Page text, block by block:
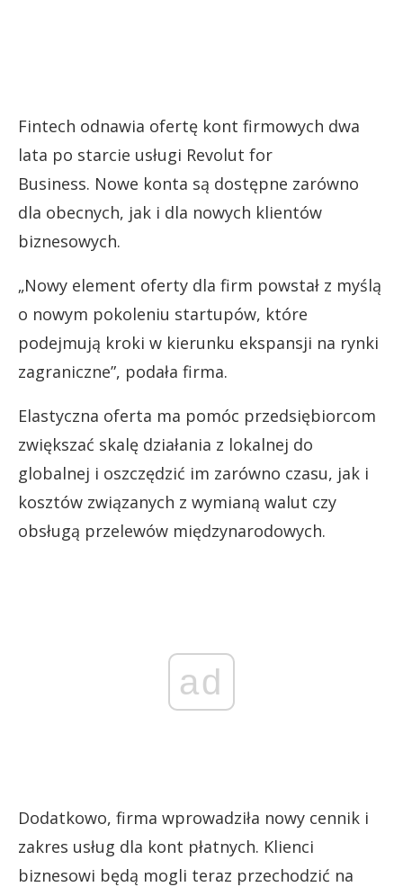
Fintech odnawia ofertę kont firmowych dwa
lata po starcie usługi Revolut for
Business. Nowe konta są dostępne zarówno
dla obecnych, jak i dla nowych klientów
biznesowych.
„Nowy element oferty dla firm powstał z myślą
o nowym pokoleniu startupów, które
podejmują kroki w kierunku ekspansji na rynki
zagraniczne”, podała firma.
Elastyczna oferta ma pomóc przedsiębiorcom
zwiększać skalę działania z lokalnej do
globalnej i oszczędzić im zarówno czasu, jak i
kosztów związanych z wymianą walut czy
obsługą przelewów międzynarodowych.
ad
Dodatkowo, firma wprowadziła nowy cennik i
zakres usług dla kont płatnych. Klienci
biznesowi będą mogli teraz przechodzić na